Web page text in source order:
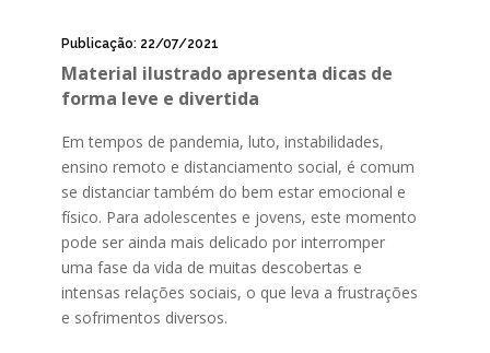
Publicação: 22/07/2021
Material ilustrado apresenta dicas de
forma leve e divertida
Em tempos de pandemia, luto, instabilidades,
ensino remoto e distanciamento social, é comum
se distanciar também do bem estar emocional e
físico. Para adolescentes e jovens, este momento
pode ser ainda mais delicado por interromper
uma fase da vida de muitas descobertas e
intensas relações sociais, o que leva a frustrações
e sofrimentos diversos.